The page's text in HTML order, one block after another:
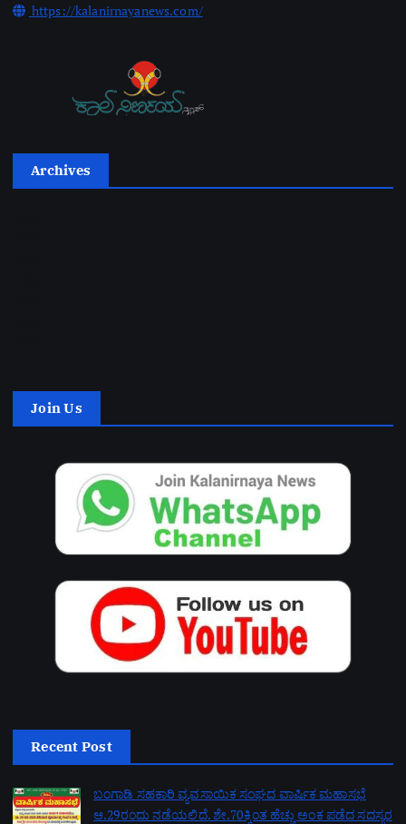
https://kalanirnayanews.com/
Archives
Join Us
Recent Post
ಬಂಗಾಡಿ ಸಹಕಾರಿ ವ್ಯವಸಾಯಿಕ ಸಂಘದ ವಾರ್ಷಿಕ ಮಹಾಸಭೆ
ಆ.29ರಂದು ನಡೆಯಲಿದೆ. ಶೇ.70ಕ್ಕಿಂತ ಹೆಚ್ಚು ಅಂಕ ಪಡೆದ ಸದಸ್ಯರ